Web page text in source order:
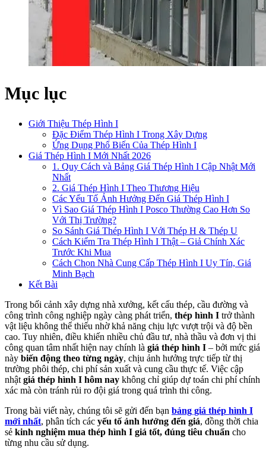
Mục lục
Giới Thiệu Thép Hình I
Đặc Điểm Thép Hình I Trong Xây Dựng
Ứng Dụng Phổ Biến Của Thép Hình I
Giá Thép Hình I Mới Nhất 2026
1. Quy Cách và Bảng Giá Thép Hình I Cập Nhật Mới
Nhất
2. Giá Thép Hình I Theo Thương Hiệu
Các Yếu Tố Ảnh Hưởng Đến Giá Thép Hình I
Vì Sao Giá Thép Hình I Posco Thường Cao Hơn So
Với Thị Trường?
So Sánh Giá Thép Hình I Với Thép H & Thép U
Cách Kiểm Tra Thép Hình I Thật – Giả Chính Xác
Trước Khi Mua
Cách Chọn Nhà Cung Cấp Thép Hình I Uy Tín, Giá
Minh Bạch
Kết Bài
Trong bối cảnh xây dựng nhà xưởng, kết cấu thép, cầu đường và
công trình công nghiệp ngày càng phát triển, thép hình I trở thành
vật liệu không thể thiếu nhờ khả năng chịu lực vượt trội và độ bền
cao. Tuy nhiên, điều khiến nhiều chủ đầu tư, nhà thầu và đơn vị thi
công quan tâm nhất hiện nay chính là giá thép hình I – bởi mức giá
này biến động theo từng ngày, chịu ảnh hưởng trực tiếp từ thị
trường phôi thép, chi phí sản xuất và cung cầu thực tế. Việc cập
nhật giá thép hình I hôm nay không chỉ giúp dự toán chi phí chính
xác mà còn tránh rủi ro đội giá trong quá trình thi công.
Trong bài viết này, chúng tôi sẽ gửi đến bạn bảng giá thép hình I
mới nhất, phân tích các yếu tố ảnh hưởng đến giá, đồng thời chia
sẻ kinh nghiệm mua thép hình I giá tốt, đúng tiêu chuẩn cho
từng nhu cầu sử dụng.